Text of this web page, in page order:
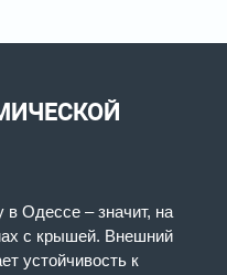
в Одессе – значит, на
с крышей. Внешний
устойчивость к